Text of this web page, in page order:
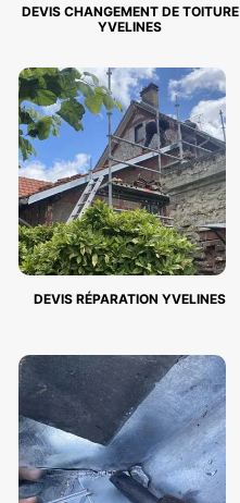
DEVIS CHANGEMENT DE TOITURE
YVELINES
DEVIS RÉPARATION YVELINES